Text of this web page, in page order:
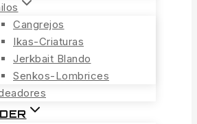
Cangrejos
Ikas-Criaturas
Jerkbait Blando
Senkos-Lombrices